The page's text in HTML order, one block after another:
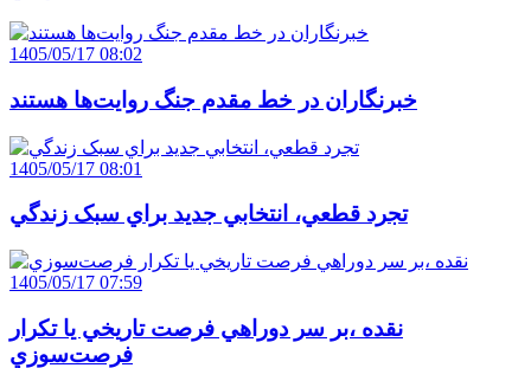
1405/05/17 08:02
خبرنگاران در خط مقدم جنگ روايت‌ها هستند
1405/05/17 08:01
تجرد قطعي، انتخابي جديد براي سبک زندگي
1405/05/17 07:59
نقده ،بر سر دوراهي فرصت تاريخي يا تکرار
فرصت‌سوزي